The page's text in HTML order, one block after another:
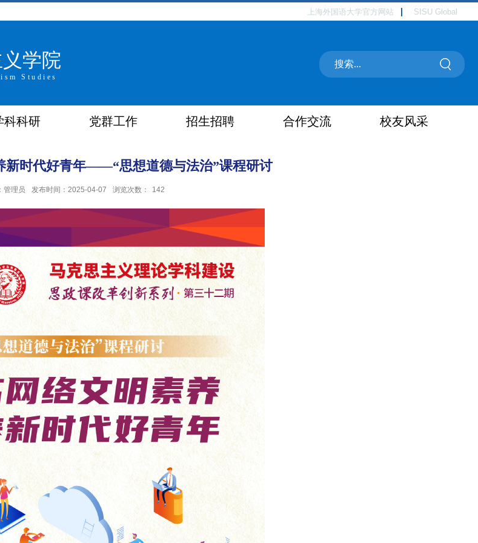
上海外国语大学官方网站 SISU Global
学院
Studies
科科研 党群工作 招生招聘 合作交流 校友风采
新时代好青年——“思想道德与法治”课程研讨
管理员 发布时间：2025-04-07 浏览次数： 142